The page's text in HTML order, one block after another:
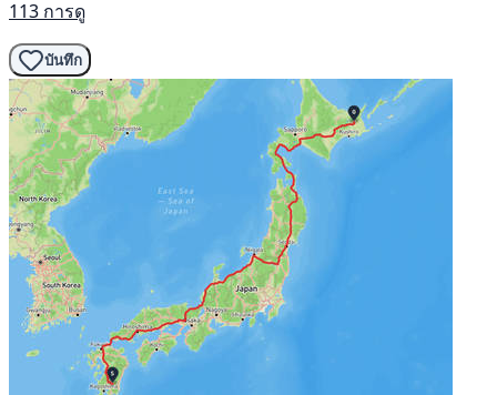
113 การดู
บันทึก